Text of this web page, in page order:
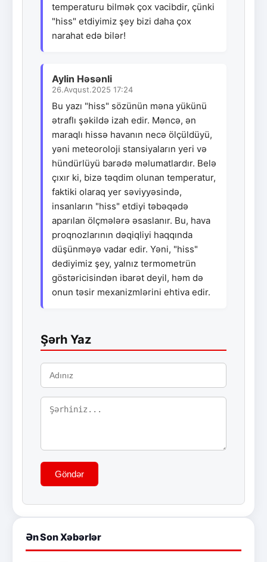
temperaturu bilmək çox vacibdir, çünki
"hiss" etdiyimiz şey bizi daha çox
narahat edə bilər!
Aylin Həsənli
26.Avqust.2025 17:24
Bu yazı "hiss" sözünün məna yükünü
ətraflı şəkildə izah edir. Məncə, ən
maraqlı hissə havanın necə ölçüldüyü,
yəni meteoroloji stansiyaların yeri və
hündürlüyü barədə məlumatlardır. Belə
çıxır ki, bizə təqdim olunan temperatur,
faktiki olaraq yer səviyyəsində,
insanların "hiss" etdiyi təbəqədə
aparılan ölçmələrə əsaslanır. Bu, hava
proqnozlarının dəqiqliyi haqqında
düşünməyə vadar edir. Yəni, "hiss"
dediyimiz şey, yalnız termometrün
göstəricisindən ibarət deyil, həm də
onun təsir mexanizmlərini ehtiva edir.
Şərh Yaz
Göndər
Ən Son Xəbərlər